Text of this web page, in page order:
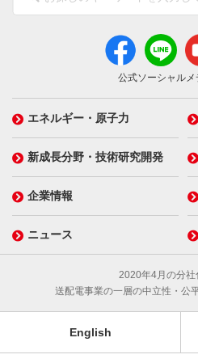
公式ソーシャル
エネルギー・原子力
新成長分野・技術研究開発
企業情報
ニュース
2020年4月の分社
送配電事業の一層の中立性・公
English